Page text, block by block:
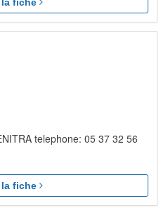
telephone: 05 37 32 56
la fiche